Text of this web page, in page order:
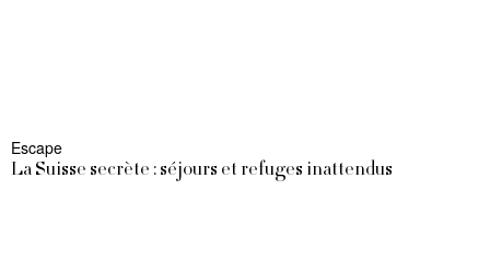
Escape
La Suisse secrète : séjours et refuges inattendus